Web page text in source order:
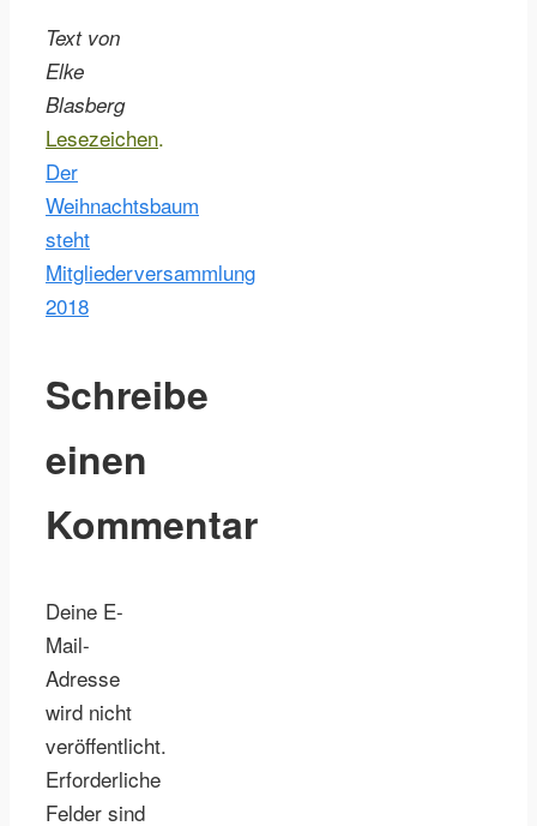
Text von
Elke
Blasberg
Lesezeichen.
Der
Weihnachtsbaum
steht
Mitgliederversammlung
2018
Schreibe
einen
Kommentar
Deine E-
Mail-
Adresse
wird nicht
veröffentlicht.
Erforderliche
Felder sind